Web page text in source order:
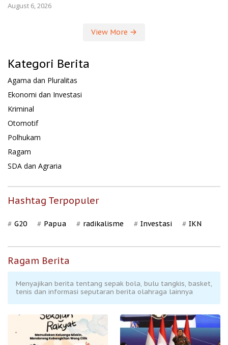
August 6, 2026
View More
Kategori Berita
Agama dan Pluralitas
Ekonomi dan Investasi
Kriminal
Otomotif
Polhukam
Ragam
SDA dan Agraria
Hashtag Terpopuler
G20 Papua radikalisme Investasi IKN
Ragam Berita
Menyajikan berita tentang sepak bola, bulu tangkis, basket,
tenis dan informasi seputaran berita olahraga lainnya